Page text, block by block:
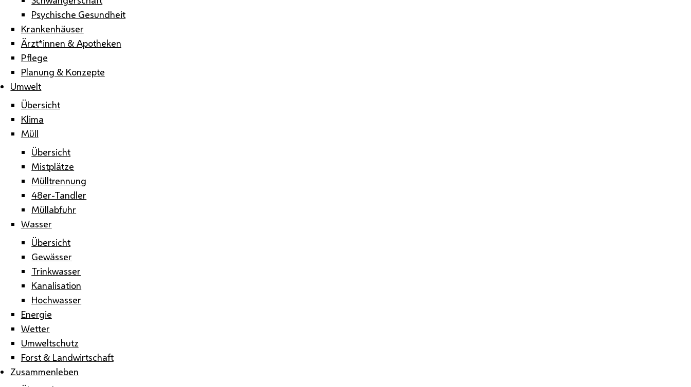
Psychische Gesundheit
Krankenhäuser
Ärzt*innen & Apotheken
Pflege
Planung & Konzepte
Umwelt
Übersicht
Klima
Müll
Übersicht
Mistplätze
Mülltrennung
48er-Tandler
Müllabfuhr
Wasser
Übersicht
Gewässer
Trinkwasser
Kanalisation
Hochwasser
Energie
Wetter
Umweltschutz
Forst & Landwirtschaft
Zusammenleben